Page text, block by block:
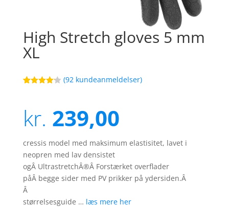
High Stretch gloves 5 mm
XL
baseret
på
kundebedø
(92 kundeanmeldelser)
kr. 239,00
cressis model med maksimum elastisitet, lavet i
neopren med lav densistet
ogÂ UltrastretchÂ®Â Forstærket overflader
påÂ begge sider med PV prikker på ydersiden.Â
Â
størrelsesguide … læs mere her